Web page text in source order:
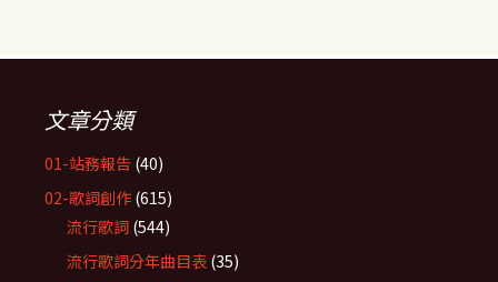
文章分類
01-站務報告 (40)
02-歌詞創作 (615)
流行歌詞 (544)
流行歌詞分年曲目表 (35)